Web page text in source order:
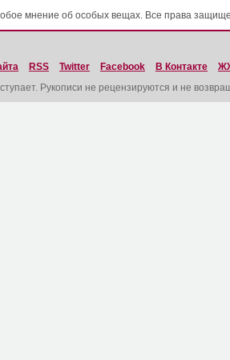
мнение об особых вещах. Все права
RSS Twitter Facebook В Контакте
Рукописи не рецензируются и не